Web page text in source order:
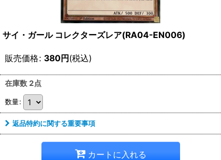
サイ・ガール コレクターズレア(RA04-EN006)
販売価格: 380円(税込)
在庫数 2点
数量:
返品特約に関する重要事項
カートに入れる